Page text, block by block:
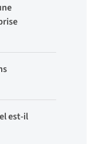
est-il